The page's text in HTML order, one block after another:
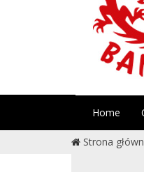
Home
Strona